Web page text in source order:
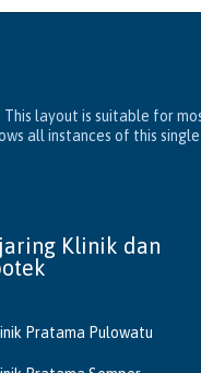
layout is suitable for
all instances of this
Klinik dan
Pratama Pulowatu